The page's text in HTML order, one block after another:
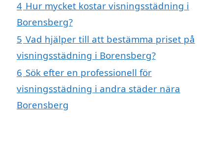
4 Hur mycket kostar visningsstädning i
Borensberg?
5 Vad hjälper till att bestämma priset på
visningsstädning i Borensberg?
6 Sök efter en professionell för
visningsstädning i andra städer nära
Borensberg